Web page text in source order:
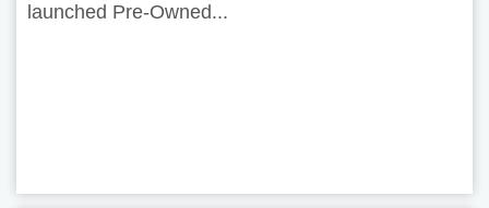
launched Pre-Owned...